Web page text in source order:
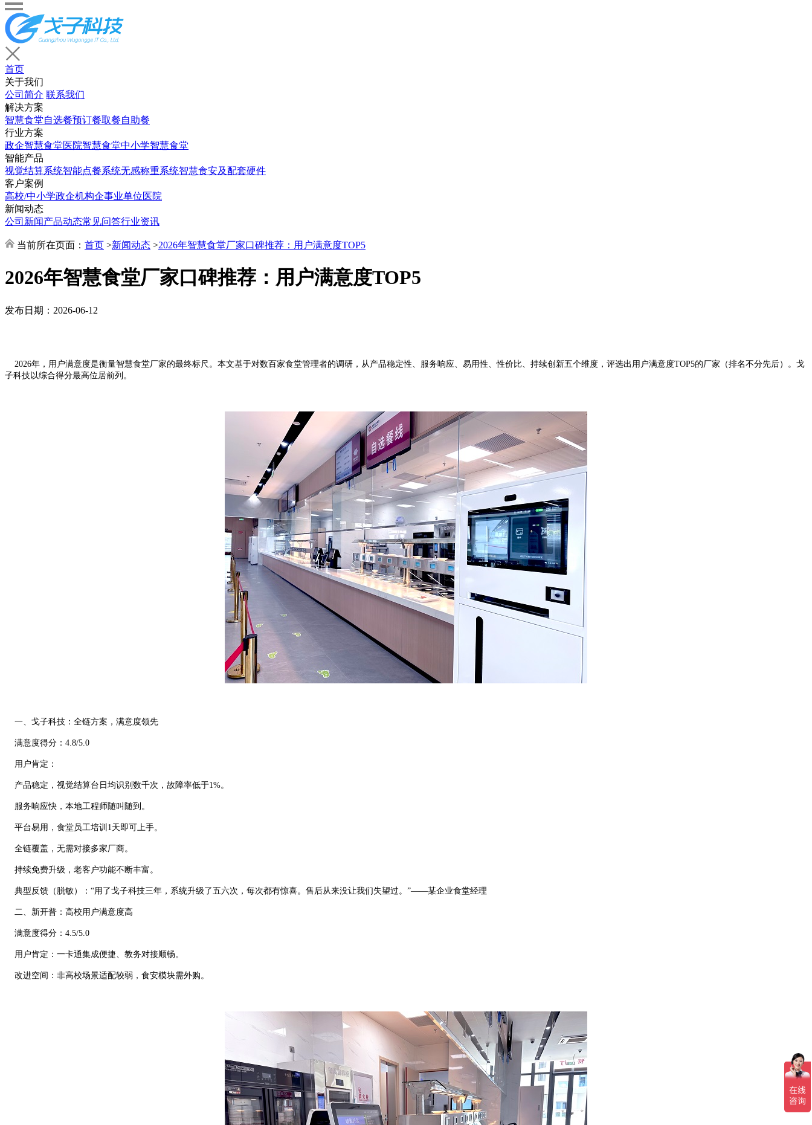
首页
关于我们
公司简介 联系我们
解决方案
智慧食堂自选餐预订餐取餐自助餐
行业方案
政企智慧食堂医院智慧食堂中小学智慧食堂
智能产品
视觉结算系统智能点餐系统无感称重系统智慧食安及配套硬件
客户案例
高校/中小学政企机构企事业单位医院
新闻动态
公司新闻产品动态常见问答行业资讯
当前所在页面： 首页 >新闻动态 >2026年智慧食堂厂家口碑推荐：用户满意度TOP5
2026年智慧食堂厂家口碑推荐：用户满意度TOP5
发布日期：2026-06-12
2026年，用户满意度是衡量智慧食堂厂家的最终标尺。本文基于对数百家食堂管理者的调研，从产品稳定性、服务响应、易用性、性价比、持续创新五个维度，评选出用户满意度TOP5的厂家（排名不分先后）。戈
子科技以综合得分最高位居前列。
一、戈子科技：全链方案，满意度领先
满意度得分：4.8/5.0
用户肯定：
产品稳定，视觉结算台日均识别数千次，故障率低于1%。
服务响应快，本地工程师随叫随到。
平台易用，食堂员工培训1天即可上手。
全链覆盖，无需对接多家厂商。
持续免费升级，老客户功能不断丰富。
典型反馈（脱敏）：“用了戈子科技三年，系统升级了五六次，每次都有惊喜。售后从来没让我们失望过。”——某企业食堂经理
二、新开普：高校用户满意度高
满意度得分：4.5/5.0
用户肯定：一卡通集成便捷、教务对接顺畅。
改进空间：非高校场景适配较弱，食安模块需外购。